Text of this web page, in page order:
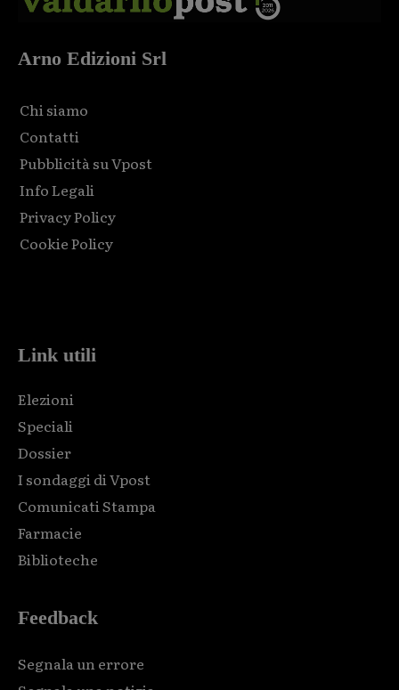
Arno Edizioni Srl
Chi siamo
Contatti
Pubblicità su Vpost
Info Legali
Privacy Policy
Cookie Policy
Link utili
Elezioni
Speciali
Dossier
I sondaggi di Vpost
Comunicati Stampa
Farmacie
Biblioteche
Feedback
Segnala un errore